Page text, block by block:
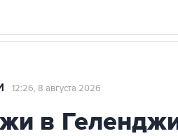
12:26, 8 августа 2026
в